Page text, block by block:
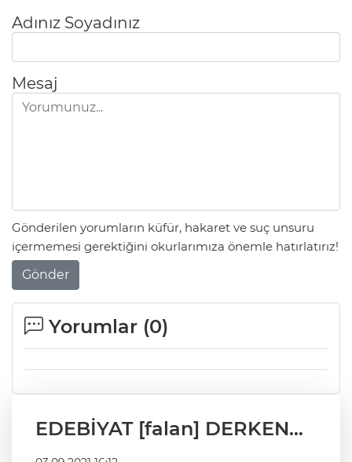
Adınız Soyadınız
Mesaj
Gönderilen yorumların küfür, hakaret ve suç unsuru
içermemesi gerektiğini okurlarımıza önemle hatırlatırız!
Gönder
Yorumlar (0)
EDEBİYAT [falan] DERKEN…